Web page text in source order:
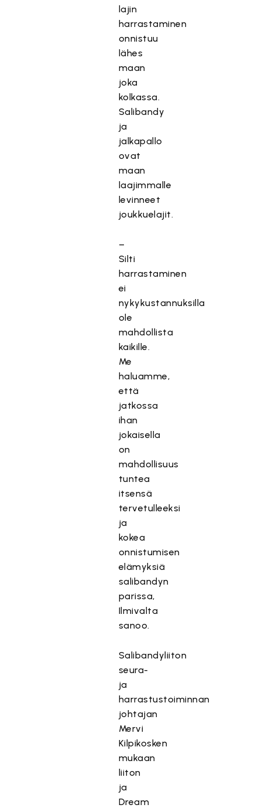
lajin
harrastaminen
onnistuu
lähes
maan
joka
kolkassa.
Salibandy
ja
jalkapallo
ovat
maan
laajimmalle
levinneet
joukkuelajit.
–
Silti
harrastaminen
ei
nykykustannuksilla
ole
mahdollista
kaikille.
Me
haluamme,
että
jatkossa
ihan
jokaisella
on
mahdollisuus
tuntea
itsensä
tervetulleeksi
ja
kokea
onnistumisen
elämyksiä
salibandyn
parissa,
Ilmivalta
sanoo.
Salibandyliiton
seura-
ja
harrastustoiminnan
johtajan
Mervi
Kilpikosken
mukaan
liiton
ja
Dream